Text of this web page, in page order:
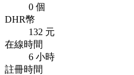
0 個
DHR幣
132 元
在線時間
6 小時
註冊時間